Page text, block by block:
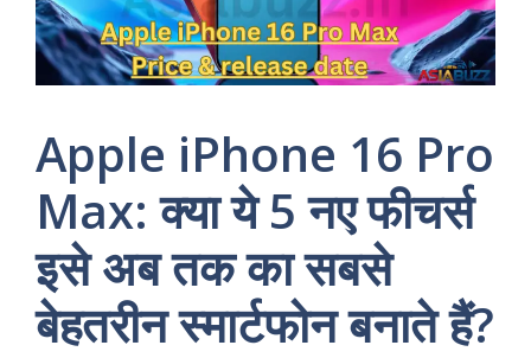
Apple iPhone 16 Pro
Max: क्या ये 5 नए फीचर्स
इसे अब तक का सबसे
बेहतरीन स्मार्टफोन बनाते हैं?